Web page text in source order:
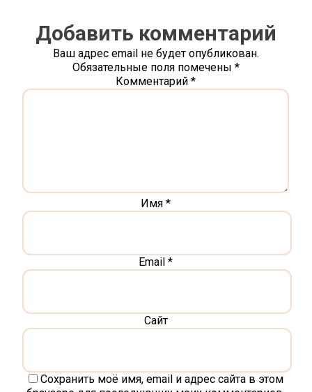
Добавить комментарий
Ваш адрес email не будет опубликован.
Обязательные поля помечены *
Комментарий*
Имя*
Email*
Сайт
Сохранить моё имя, email и адрес сайта в этом